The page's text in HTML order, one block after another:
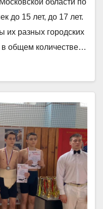
области по
до 15 лет, до 17 лет.
их разных городских
в общем количестве…